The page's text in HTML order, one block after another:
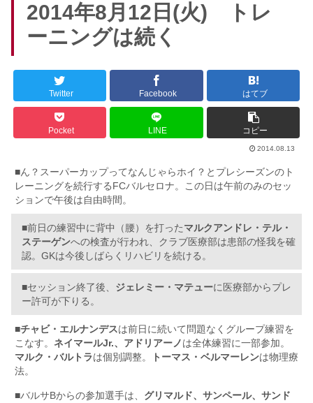
2014年8月12日(火) トレ
ーニングは続く
Twitter Facebook はてブ
Pocket LINE コピー
2014.08.13
■ん？スーパーカップってなんじゃらホイ？とプレシーズンのト
レーニングを続行するFCバルセロナ。この日は午前のみのセッ
ションで午後は自由時間。
■前日の練習中に背中（腰）を打ったマルクアンドレ・テル・
ステーゲンへの検査が行われ、クラブ医療部は患部の怪我を確
認。GKは今後しばらくリハビリを続ける。
■セッション終了後、 ジェレミー・マテューに医療部からプレ
ー許可が下りる。
■チャビ・エルナンデスは前日に続いて問題なくグループ練習を
こなす。 ネイマールJr.、アドリアーノは全体練習に一部参加。
マルク・バルトラは個別調整。 トーマス・ベルマーレンは物理療
法。
■バルサBからの参加選手は、 グリマルド、サンペール、サンド